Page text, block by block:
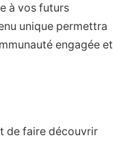
à vos futurs
unique permettra
engagée et
de faire découvrir